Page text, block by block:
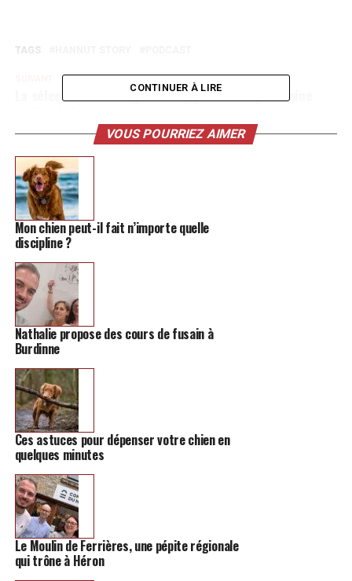
TAGS
La sélection de l’Imagix de Huy pour votre prochaine
NE MANQUEZ PAS
Dylan crée une boîte de nuit gonflable à Fexhe
CONTINUER À LIRE
VOUS POURRIEZ AIMER
Mon chien peut-il fait n’importe quelle
discipline ?
Nathalie propose des cours de fusain à
Burdinne
Ces astuces pour dépenser votre chien en
quelques minutes
Le Moulin de Ferrières, une pépite régionale
qui trône à Héron